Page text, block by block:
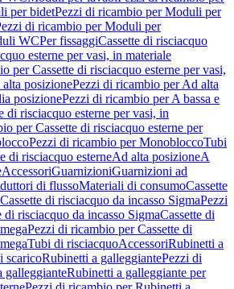
per bidetPezzi di ricambio per Moduli per
di ricambio per Moduli per
WCPer fissaggiCassette di risciacquo
esterne per vasi, in materiale
per Cassette di risciacquo esterne per vasi,
posizionePezzi di ricambio per Ad alta
posizionePezzi di ricambio per A bassa e
di risciacquo esterne per vasi, in
per Cassette di risciacquo esterne per
Pezzi di ricambio per MonobloccoTubi
di risciacquo esterneAd alta posizioneA
AccessoriGuarnizioniGuarnizioni ad
di flussoMateriali di consumoCassette
Cassette di risciacquo da incasso SigmaPezzi
risciacquo da incasso SigmaCassette di
Pezzi di ricambio per Cassette di
Tubi di risciacquoAccessoriRubinetti a
scaricoRubinetti a galleggiantePezzi di
galleggianteRubinetti a galleggiante per